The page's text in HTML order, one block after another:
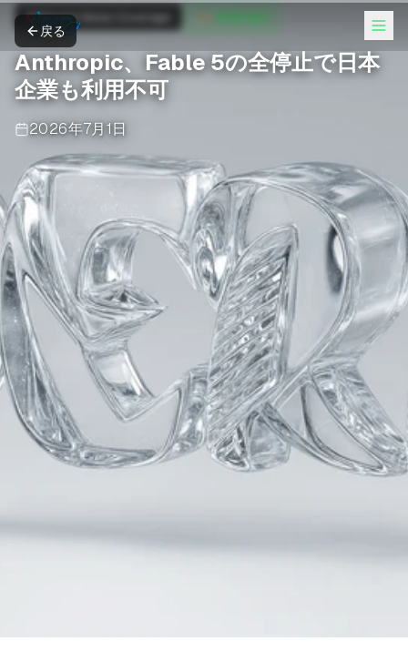
戻る
Anthropic News Coverage
Anthropic、Fable 5の全停止で日本
企業も利用不可
2026年7月1日